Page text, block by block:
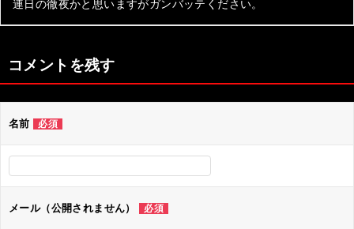
連日の徹夜かと思いますがガンバッテください。
コメントを残す
名前 必須
メール（公開されません） 必須